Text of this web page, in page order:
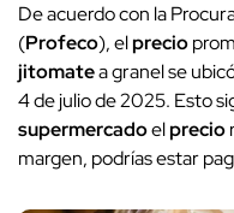
De acuerdo con la
(Profeco), elprecio
jitomatea granel se
4 de julio de 2025. Esto
supermercadoelprecio
margen, podrías estar